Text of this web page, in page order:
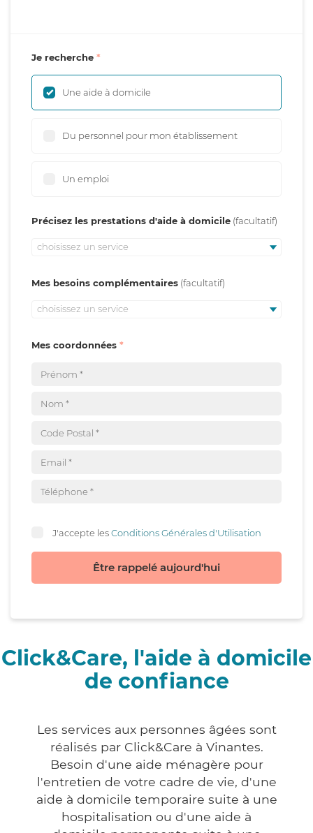
Je recherche
Une aide à domicile
Du personnel pour mon établissement
Un emploi
Précisez les prestations d'aide à domicile
choisissez un service
Mes besoins complémentaires
choisissez un service
Mes coordonnées
J'accepte lesConditions Générales d'Utilisation
Être rappelé aujourd'hui
Click&Care, l'aide à domicile
de confiance
Les services aux personnes âgées sont
réalisés par Click&Care à Vinantes.
Besoin d'une aide ménagère pour
l'entretien de votre cadre de vie, d'une
aide à domicile temporaire suite à une
hospitalisation ou d'une aide à